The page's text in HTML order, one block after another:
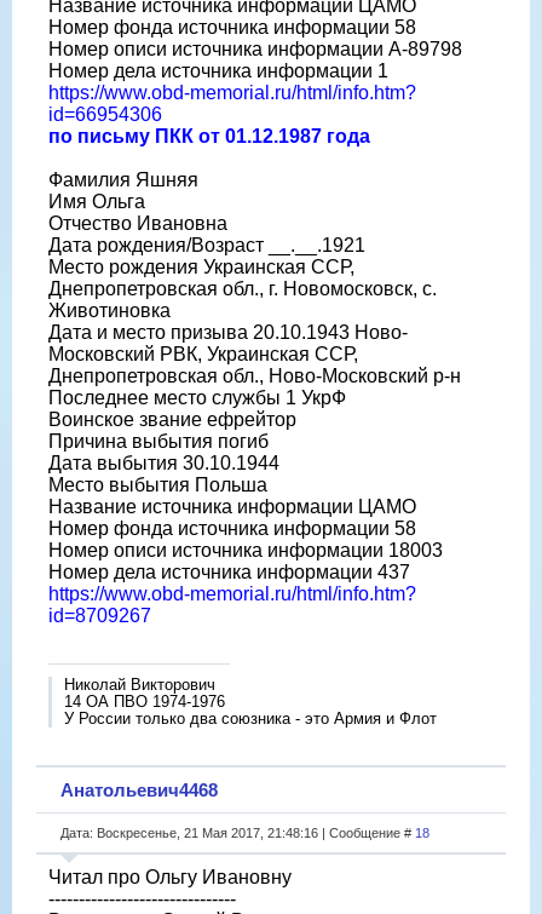
Название источника информации ЦАМО
Номер фонда источника информации 58
Номер описи источника информации A-89798
Номер дела источника информации 1
https://www.obd-memorial.ru/html/info.htm?
id=66954306
по письму ПКК от 01.12.1987 года
Фамилия Яшняя
Имя Ольга
Отчество Ивановна
Дата рождения/Возраст __.__.1921
Место рождения Украинская ССР,
Днепропетровская обл., г. Новомосковск, с.
Животиновка
Дата и место призыва 20.10.1943 Ново-
Московский РВК, Украинская ССР,
Днепропетровская обл., Ново-Московский р-н
Последнее место службы 1 УкрФ
Воинское звание ефрейтор
Причина выбытия погиб
Дата выбытия 30.10.1944
Место выбытия Польша
Название источника информации ЦАМО
Номер фонда источника информации 58
Номер описи источника информации 18003
Номер дела источника информации 437
https://www.obd-memorial.ru/html/info.htm?
id=8709267
Николай Викторович
14 ОА ПВО 1974-1976
У России только два союзника - это Армия и Флот
Анатольевич4468
Дата: Воскресенье, 21 Мая 2017, 21:48:16 | Сообщение # 18
Читал про Ольгу Ивановну
-------------------------------